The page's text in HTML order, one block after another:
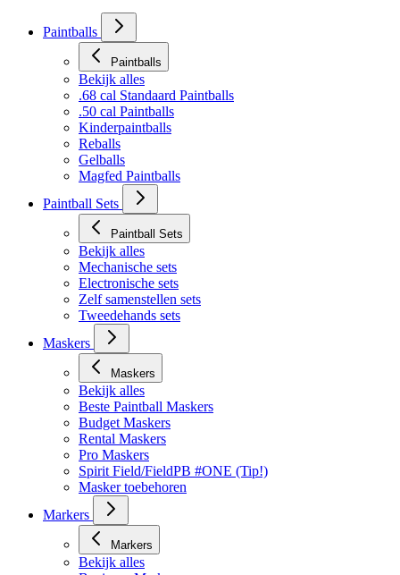
Paintballs
Paintballs
Bekijk alles
.68 cal Standaard Paintballs
.50 cal Paintballs
Kinderpaintballs
Reballs
Gelballs
Magfed Paintballs
Paintball Sets
Paintball Sets
Bekijk alles
Mechanische sets
Electronische sets
Zelf samenstellen sets
Tweedehands sets
Maskers
Maskers
Bekijk alles
Beste Paintball Maskers
Budget Maskers
Rental Maskers
Pro Maskers
Spirit Field/FieldPB #ONE (Tip!)
Masker toebehoren
Markers
Markers